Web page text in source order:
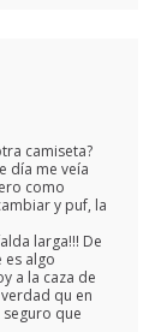
camiseta?
día me veía
como
y puf, la
larga!!! De
es algo
a la caza de
qu en
que